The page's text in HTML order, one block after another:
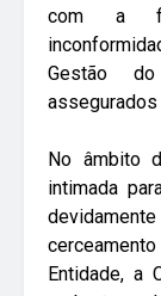
com a
Gestão
No âmbito
intimada
Entidade, a